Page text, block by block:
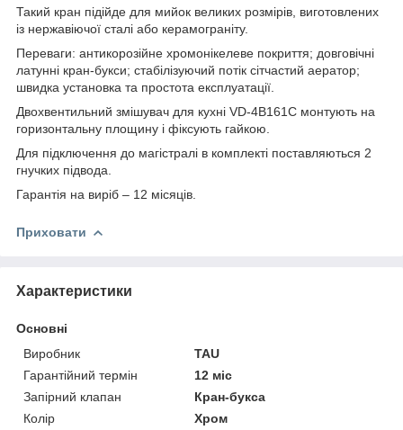
Такий кран підійде для мийок великих розмірів, виготовлених
із нержавіючої сталі або керамограніту.
Переваги: антикорозійне хромонікелеве покриття; довговічні
латунні кран-букси; стабілізуючий потік сітчастий аератор;
швидка установка та простота експлуатації.
Двохвентильний змішувач для кухні VD-4B161C монтують на
горизонтальну площину і фіксують гайкою.
Для підключення до магістралі в комплекті поставляються 2
гнучких підвода.
Гарантія на виріб – 12 місяців.
Приховати
Характеристики
Основні
Виробник
TAU
Гарантійний термін
12 міс
Запірний клапан
Кран-букса
Колір
Хром